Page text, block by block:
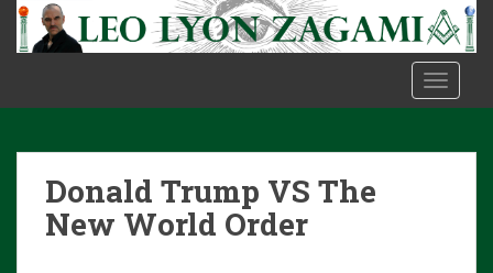
t
Donald Trump VS The
New World Order